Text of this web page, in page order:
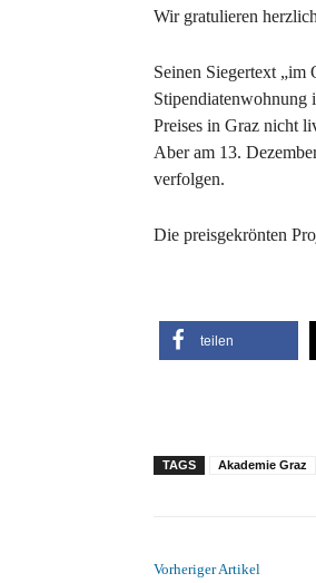
Wir gratulieren
Seinen Siegertext „im
Stipendiatenwohnung
Preises in Graz nicht
Aber am 13.
verfolgen.
Die preisgekrönten
teilen
TAGS Akademie Graz
Vorheriger Artikel